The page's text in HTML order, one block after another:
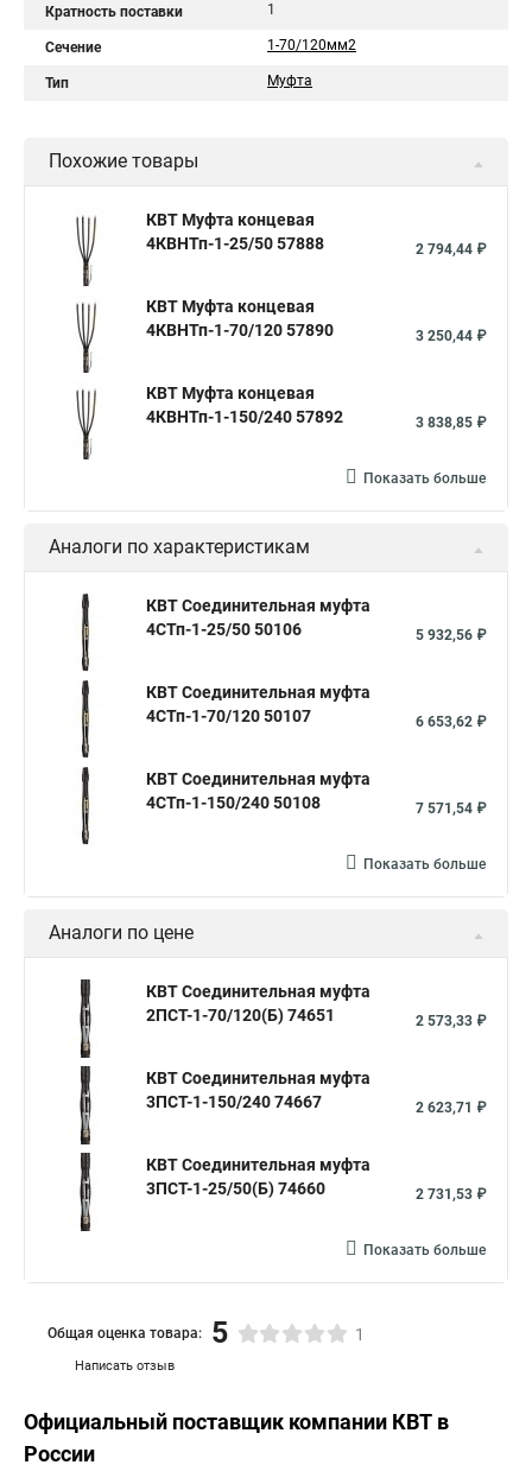
Кратность поставки 1
Сечение 1-70/120мм2
Тип Муфта
Похожие товары
КВТ Муфта концевая
4КВНТп-1-25/50 57888
2 794,44 ₽
КВТ Муфта концевая
4КВНТп-1-70/120 57890
3 250,44 ₽
КВТ Муфта концевая
4КВНТп-1-150/240 57892
3 838,85 ₽
Показать больше
Аналоги по характеристикам
КВТ Соединительная муфта
4СТп-1-25/50 50106
5 932,56 ₽
КВТ Соединительная муфта
4СТп-1-70/120 50107
6 653,62 ₽
КВТ Соединительная муфта
4СТп-1-150/240 50108
7 571,54 ₽
Показать больше
Аналоги по цене
КВТ Соединительная муфта
2ПСТ-1-70/120(Б) 74651
2 573,33 ₽
КВТ Соединительная муфта
3ПСТ-1-150/240 74667
2 623,71 ₽
КВТ Соединительная муфта
3ПСТ-1-25/50(Б) 74660
2 731,53 ₽
Показать больше
Написать отзыв
Общая оценка товара: 5 1
Официальный поставщик компании КВТ в
России